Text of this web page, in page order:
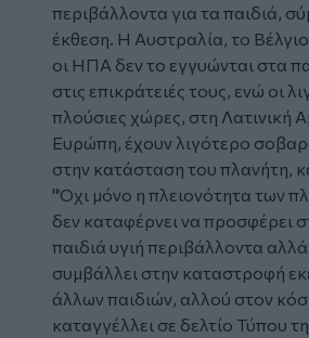
περιβάλλοντα για τα παιδιά,
έκθεση. Η Αυστραλία, το
οι ΗΠΑ δεν το εγγυώνται στα
στις επικράτειές τους, ενώ οι
πλούσιες χώρες, στη Λατινική
Ευρώπη, έχουν λιγότερο
στην κατάσταση του πλανήτη,
"Όχι μόνο η πλειονότητα των
δεν καταφέρνει να προσφέρει
παιδιά υγιή περιβάλλοντα
συμβάλλει στην καταστροφή
άλλων παιδιών, αλλού στον
καταγγέλλει σε δελτίο Τύπου